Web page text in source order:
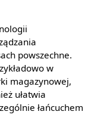
powszechne.
w
magazynowej,
ułatwia
łańcuchem